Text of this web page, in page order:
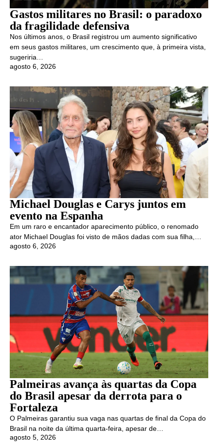
Gastos militares no Brasil: o paradoxo
da fragilidade defensiva
Nos últimos anos, o Brasil registrou um aumento significativo
em seus gastos militares, um crescimento que, à primeira vista,
sugeriria…
agosto 6, 2026
Michael Douglas e Carys juntos em
evento na Espanha
Em um raro e encantador aparecimento público, o renomado
ator Michael Douglas foi visto de mãos dadas com sua filha,…
agosto 6, 2026
Palmeiras avança às quartas da Copa
do Brasil apesar da derrota para o
Fortaleza
O Palmeiras garantiu sua vaga nas quartas de final da Copa do
Brasil na noite da última quarta-feira, apesar de…
agosto 5, 2026